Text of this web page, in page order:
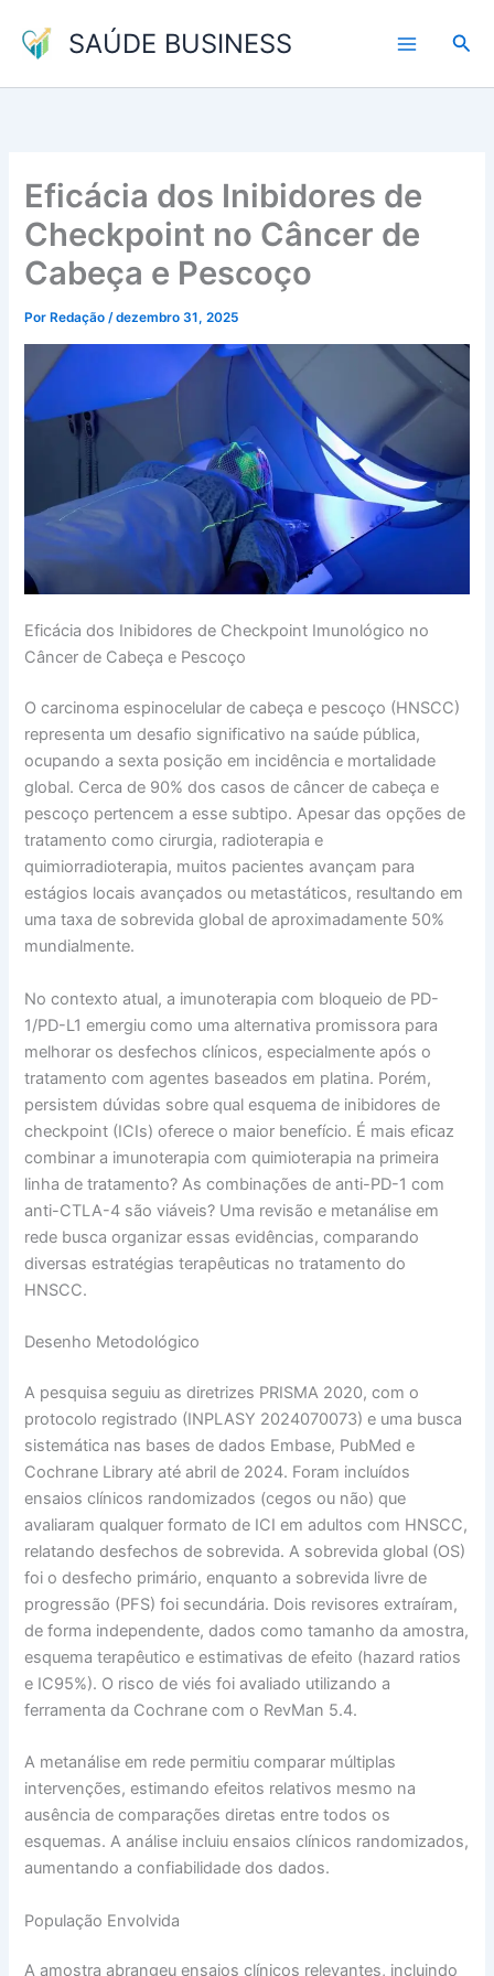
para
conteúdo
SAÚDE BUSINESS
Eficácia dos Inibidores de
Checkpoint no Câncer de
Cabeça e Pescoço
Por Redação/dezembro 31, 2025
Eficácia dos Inibidores de Checkpoint Imunológico no
Câncer de Cabeça e Pescoço
O carcinoma espinocelular de cabeça e pescoço (HNSCC)
representa um desafio significativo na saúde pública,
ocupando a sexta posição em incidência e mortalidade
global. Cerca de 90% dos casos de câncer de cabeça e
pescoço pertencem a esse subtipo. Apesar das opções de
tratamento como cirurgia, radioterapia e
quimiorradioterapia, muitos pacientes avançam para
estágios locais avançados ou metastáticos, resultando em
uma taxa de sobrevida global de aproximadamente 50%
mundialmente.
No contexto atual, a imunoterapia com bloqueio de PD-
1/PD-L1 emergiu como uma alternativa promissora para
melhorar os desfechos clínicos, especialmente após o
tratamento com agentes baseados em platina. Porém,
persistem dúvidas sobre qual esquema de inibidores de
checkpoint (ICIs) oferece o maior benefício. É mais eficaz
combinar a imunoterapia com quimioterapia na primeira
linha de tratamento? As combinações de anti-PD-1 com
anti-CTLA-4 são viáveis? Uma revisão e metanálise em
rede busca organizar essas evidências, comparando
diversas estratégias terapêuticas no tratamento do
HNSCC.
Desenho Metodológico
A pesquisa seguiu as diretrizes PRISMA 2020, com o
protocolo registrado (INPLASY 2024070073) e uma busca
sistemática nas bases de dados Embase, PubMed e
Cochrane Library até abril de 2024. Foram incluídos
ensaios clínicos randomizados (cegos ou não) que
avaliaram qualquer formato de ICI em adultos com HNSCC,
relatando desfechos de sobrevida. A sobrevida global (OS)
foi o desfecho primário, enquanto a sobrevida livre de
progressão (PFS) foi secundária. Dois revisores extraíram,
de forma independente, dados como tamanho da amostra,
esquema terapêutico e estimativas de efeito (hazard ratios
e IC95%). O risco de viés foi avaliado utilizando a
ferramenta da Cochrane com o RevMan 5.4.
A metanálise em rede permitiu comparar múltiplas
intervenções, estimando efeitos relativos mesmo na
ausência de comparações diretas entre todos os
esquemas. A análise incluiu ensaios clínicos randomizados,
aumentando a confiabilidade dos dados.
População Envolvida
A amostra abrangeu ensaios clínicos relevantes, incluindo